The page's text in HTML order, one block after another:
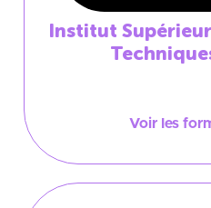
Institut
Voir les